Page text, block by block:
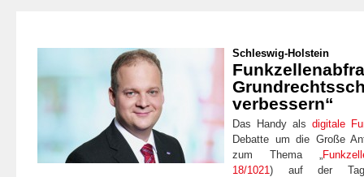
Schleswig-Holstein
verbessern“
Das Handy als digitale
Debatte um die Große
zum Thema „
18/1021) auf der